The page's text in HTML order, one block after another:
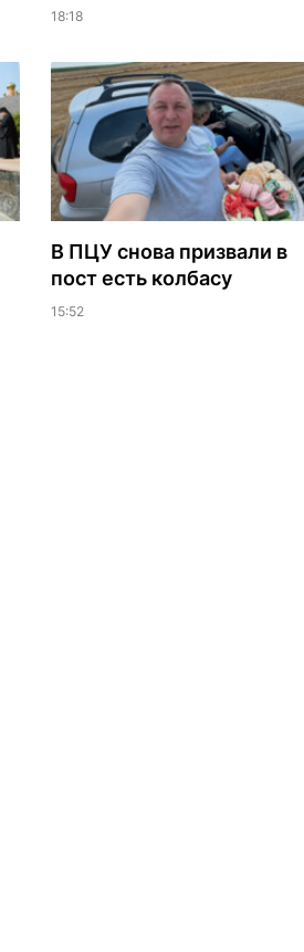
18:18
В ПЦУ снова призвали в
пост есть колбасу
15:52